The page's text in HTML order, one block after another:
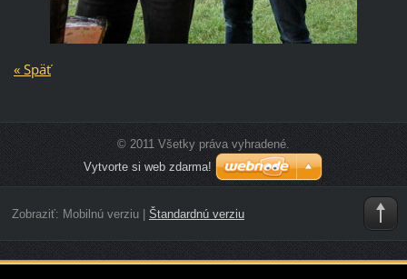
« Späť
© 2011 Všetky práva vyhradené.
Vytvorte si web zdarma!
Zobraziť: Mobilnú verziu| Štandardnú verziu